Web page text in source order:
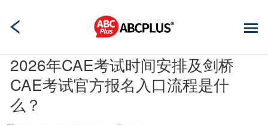
2026年CAE考试时间安排及剑桥
CAE考试官方报名入口流程是什
么？